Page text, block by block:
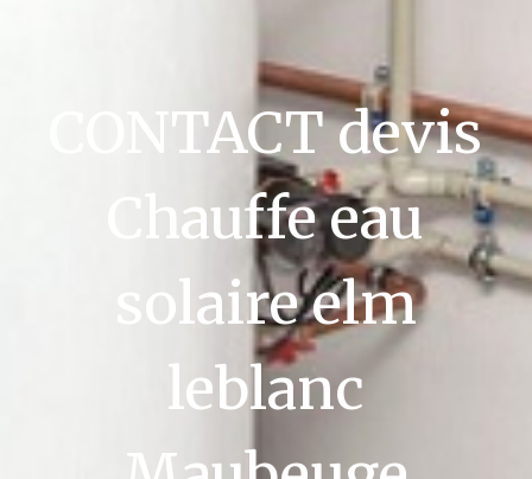
CONTACT devis
Chauffe eau
solaire elm
leblanc